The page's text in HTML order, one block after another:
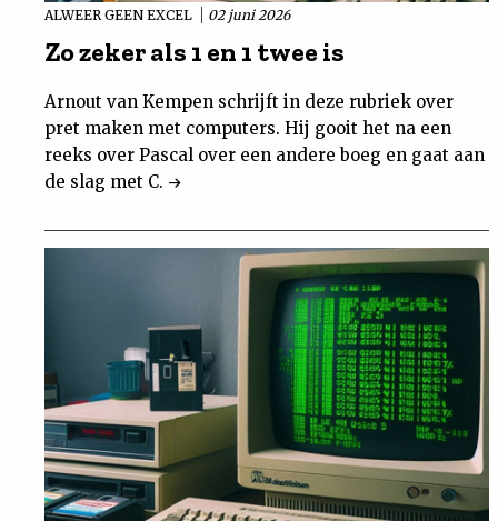
ALWEER GEEN EXCEL 02 juni 2026
Zo zeker als 1 en 1 twee is
Arnout van Kempen schrijft in deze rubriek over
pret maken met computers. Hij gooit het na een
reeks over Pascal over een andere boeg en gaat aan
de slag met C.